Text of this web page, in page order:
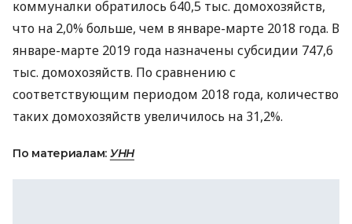
коммуналки обратилось 640,5 тыс. домохозяйств,
что на 2,0% больше, чем в январе-марте 2018 года. В
январе-марте 2019 года назначены субсидии 747,6
тыс. домохозяйств. По сравнению с
соответствующим периодом 2018 года, количество
таких домохозяйств увеличилось на 31,2%.
По материалам: УНН